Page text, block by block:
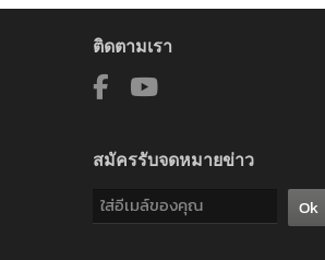
ติดตามเรา
สมัครรับจดหมายข่าว
Ok